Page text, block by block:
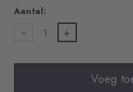
Aantal:
1
Voeg